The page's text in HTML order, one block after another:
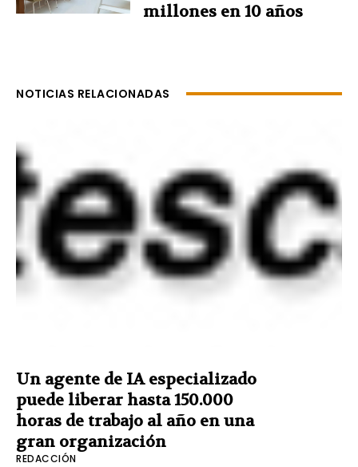
millones en 10 años
NOTICIAS RELACIONADAS
Un agente de IA especializado
puede liberar hasta 150.000
horas de trabajo al año en una
gran organización
REDACCIÓN